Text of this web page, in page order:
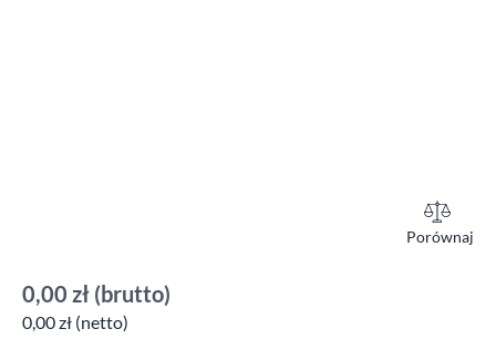
Porównaj
0,00 zł (brutto)
0,00 zł (netto)